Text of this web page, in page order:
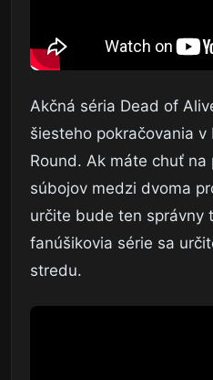
Akčná séria Dead of
šiesteho pokračovania
Round. Ak máte chuť na
súbojov medzi dvoma
určite bude ten správny
fanúšikovia série sa
stredu.